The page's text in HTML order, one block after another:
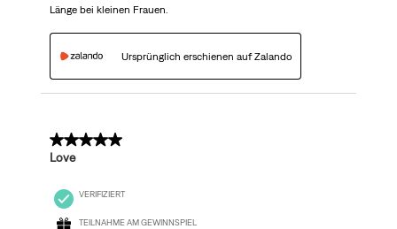
Länge bei kleinen Frauen.
Ursprünglich erschienen auf Zalando
5 von 5 Sternen.
Love
VERIFIZIERT
TEILNAHME AM GEWINNSPIEL